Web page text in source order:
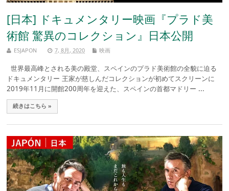
[日本] ドキュメンタリー映画『プラド美
術館 驚異のコレクション』日本公開
ESJAPON 7, 8月, 2020 映画
世界最高峰とされる美の殿堂、スペインのプラド美術館の全貌に迫る
ドキュメンタリー 王家が慈しんだコレクションが初めてスクリーンに
2019年11月に開館200周年を迎えた、スペインの首都マドリー ...
続きはこちら »